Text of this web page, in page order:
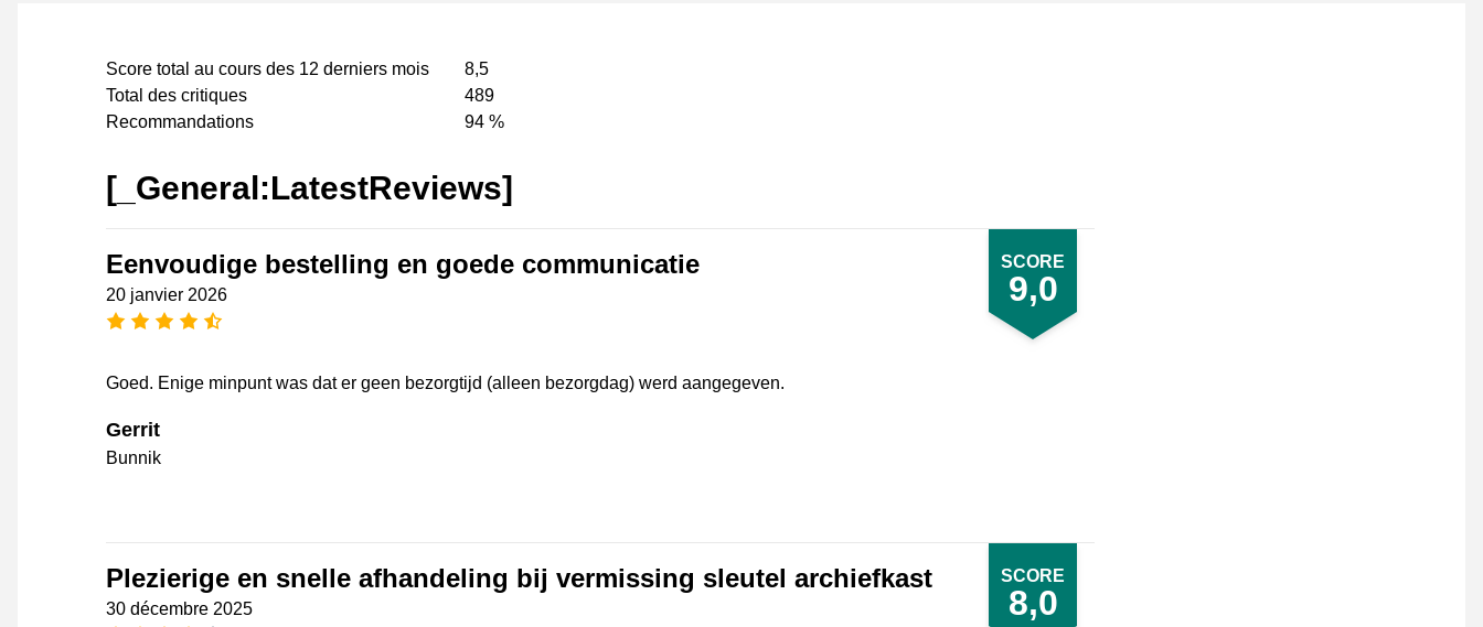
Score total au cours des 12 derniers mois
8,5
Total des critiques
489
Recommandations
94 %
[_General:LatestReviews]
SCORE
9,0
Eenvoudige bestelling en goede communicatie
20 janvier 2026
[_General:NumberOfStarsPluralFormat]
Goed. Enige minpunt was dat er geen bezorgtijd (alleen bezorgdag) werd aangegeven.
Gerrit
Bunnik
SCORE
8,0
Plezierige en snelle afhandeling bij vermissing sleutel archiefkast
30 décembre 2025